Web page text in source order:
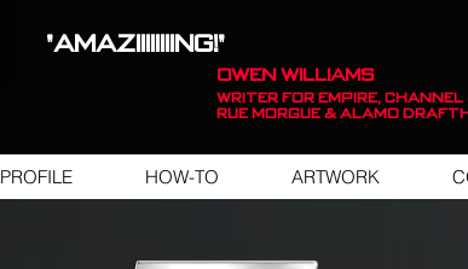
"AMAZIIIIIIIING!"
OWEN WILLIAMS
WRITER FOR EMPIRE, Channel
Rue Morgue & Alamo
PROFILE HOW-TO ARTWORK